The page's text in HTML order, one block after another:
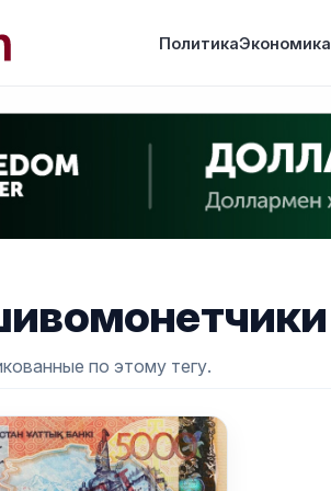
ПолитикаЭкономика
по этому тегу.